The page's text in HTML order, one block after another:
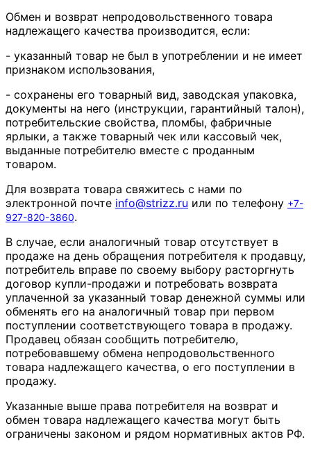
Обмен и возврат непродовольственного товара
надлежащего качества производится, если:
- указанный товар не был в употреблении и не имеет
признаком использования,
- сохранены его товарный вид, заводская упаковка,
документы на него (инструкции, гарантийный талон),
потребительские свойства, пломбы, фабричные
ярлыки, а также товарный чек или кассовый чек,
выданные потребителю вместе с проданным
товаром.
Для возврата товара свяжитесь с нами по
электронной почте info@strizz.ru или по телефону +7-
927-820-3860.
В случае, если аналогичный товар отсутствует в
продаже на день обращения потребителя к продавцу,
потребитель вправе по своему выбору расторгнуть
договор купли-продажи и потребовать возврата
уплаченной за указанный товар денежной суммы или
обменять его на аналогичный товар при первом
поступлении соответствующего товара в продажу.
Продавец обязан сообщить потребителю,
потребовавшему обмена непродовольственного
товара надлежащего качества, о его поступлении в
продажу.
Указанные выше права потребителя на возврат и
обмен товара надлежащего качества могут быть
ограничены законом и рядом нормативных актов РФ.